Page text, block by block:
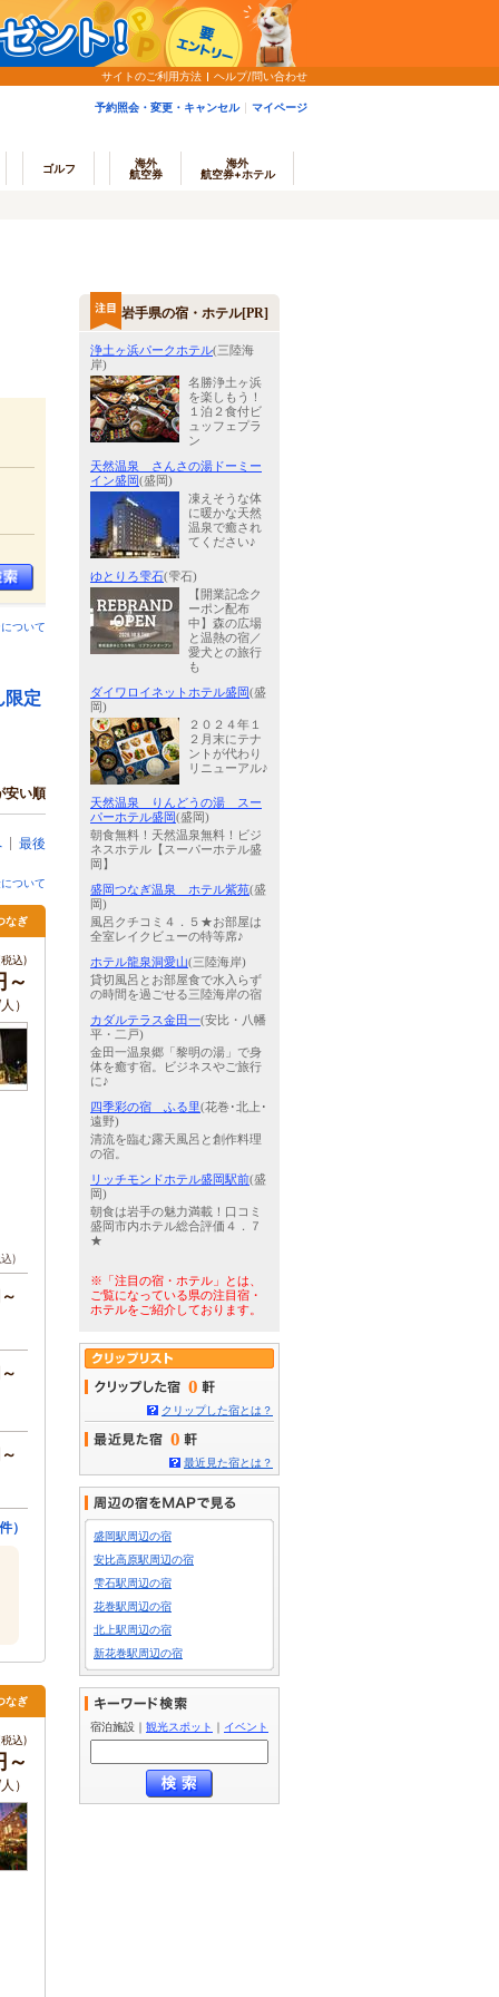
サイトのご利用方法 ヘルプ/問い合わせ
予約照会・変更・キャンセル マイページ
ゴルフ
海外
航空券
海外
航空券+ホテル
ついて
定
安い順
最後
ついて
なぎ
込)
）
)
）
なぎ
込)
）
岩手県の宿・ホテル[PR]
浄土ヶ浜パークホテル(三陸海
岸)
名勝浄土ヶ浜
を楽しもう！
１泊２食付ビ
ュッフェプラ
ン
天然温泉 さんさの湯ドーミー
イン盛岡(盛岡)
凍えそうな体
に暖かな天然
温泉で癒され
てください♪
ゆとりろ雫石(雫石)
【開業記念ク
ーポン配布
中】森の広場
と温熱の宿／
愛犬との旅行
も
ダイワロイネットホテル盛岡(盛
岡)
２０２４年１
２月末にテナ
ントが代わり
リニューアル♪
天然温泉 りんどうの湯 スー
パーホテル盛岡(盛岡)
朝食無料！天然温泉無料！ビジ
ネスホテル【スーパーホテル盛
岡】
盛岡つなぎ温泉 ホテル紫苑(盛
岡)
風呂クチコミ４．５★お部屋は
全室レイクビューの特等席♪
ホテル龍泉洞愛山(三陸海岸)
貸切風呂とお部屋食で水入らず
の時間を過ごせる三陸海岸の宿
カダルテラス金田一(安比・八幡
平・二戸)
金田一温泉郷「黎明の湯」で身
体を癒す宿。ビジネスやご旅行
に♪
四季彩の宿 ふる里(花巻･北上･
遠野)
清流を臨む露天風呂と創作料理
の宿。
リッチモンドホテル盛岡駅前(盛
岡)
朝食は岩手の魅力満載！口コミ
盛岡市内ホテル総合評価４．７
★
※「注目の宿・ホテル」とは、
ご覧になっている県の注目宿・
ホテルをご紹介しております。
0
クリップした宿とは？
0
最近見た宿とは？
盛岡駅周辺の宿
安比高原駅周辺の宿
雫石駅周辺の宿
花巻駅周辺の宿
北上駅周辺の宿
新花巻駅周辺の宿
宿泊施設 ｜ 観光スポット ｜ イベント